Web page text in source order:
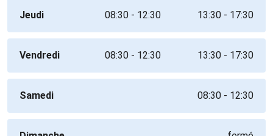
Jeudi 08:30 - 12:30 13:30 - 17:30
Vendredi 08:30 - 12:30 13:30 - 17:30
Samedi 08:30 - 12:30